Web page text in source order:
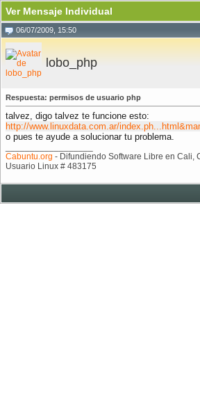
Ver Mensaje Individual
06/07/2009, 15:50
lobo_php
Respuesta: permisos de usuario php
talvez, digo talvez te funcione esto:
http://www.linuxdata.com.ar/
o pues te ayude a solucionar tu problema.
Cabuntu.org - Difundiendo Software Libre en Cali,
Usuario Linux # 483175